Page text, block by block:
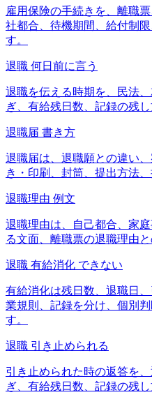
雇用保険の手続きを、離職
社都合、待機期間、給付制
す。
退職 何日前に言う
退職を伝える時期を、民法
ぎ、有給残日数、記録の残
退職届 書き方
退職届は、退職願との違い
き・印刷、封筒、提出方法
退職理由 例文
退職理由は、自己都合、家
る文面、離職票の退職理由
退職 有給消化 できない
有給消化は残日数、退職日
業規則、記録を分け、個別
す。
退職 引き止められる
引き止められた時の返答を
ぎ、有給残日数、記録の残し